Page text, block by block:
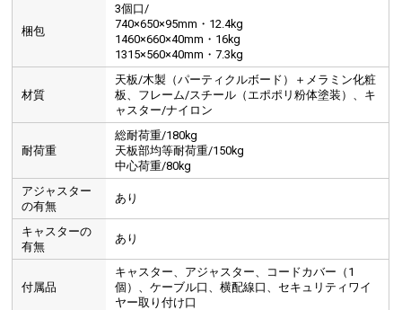
梱包
3個口/
740×650×95mm・12.4kg
1460×660×40mm・16kg
1315×560×40mm・7.3kg
材質
天板/木製（パーティクルボード）＋メラミン化粧
板、フレーム/スチール（エポポリ粉体塗装）、キ
ャスター/ナイロン
耐荷重
総耐荷重/180kg
天板部均等耐荷重/150kg
中心荷重/80kg
アジャスター
の有無
あり
キャスターの
有無
あり
付属品
キャスター、アジャスター、コードカバー（1
個）、ケーブル口、横配線口、セキュリティワイ
ヤー取り付け口